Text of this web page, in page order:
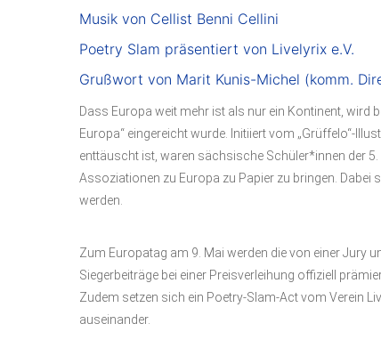
Musik von Cellist Benni Cellini
Poetry Slam präsentiert von Livelyrix e.V.
Grußwort von Marit Kunis-Michel (komm.
Dass Europa weit mehr ist als nur ein Kontinent, wird
Europa“ eingereicht wurde. Initiiert vom „Grüffelo“-
enttäuscht ist, waren sächsische Schüler*innen der
Assoziationen zu Europa zu Papier zu bringen.
werden.
Zum Europatag am 9. Mai werden die von einer Jury
Siegerbeiträge bei einer Preisverleihung offiziell
Zudem setzen sich ein Poetry-Slam-Act vom Verein
auseinander.